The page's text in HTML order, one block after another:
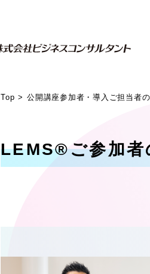
Top 公開講座参加者・導入ご担当者
LEMS®ご参加者